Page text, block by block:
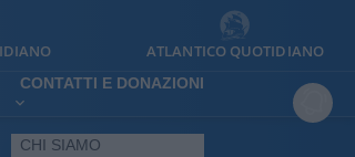
ATLANTICO QUOTIDIANO
CONTATTI E DONAZIONI
CHI SIAMO